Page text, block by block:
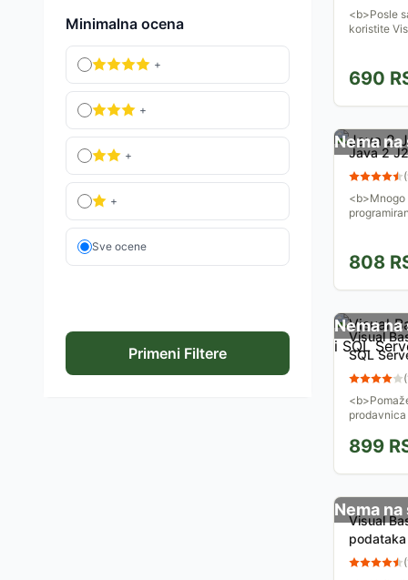
Minimalna ocena
+
+
+
+
Sve ocene
Primeni Filtere
<b>Posle
koristite
690
Nema
Java 2
(
<b>Mnogo
808
Nema
Visual
SQL
(
899
Nema
Visual
(